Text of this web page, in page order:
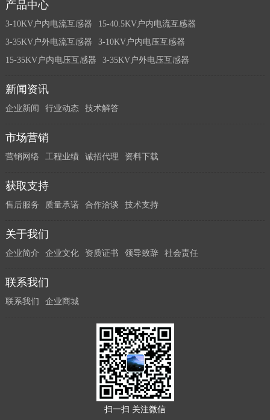
产品中心
3-10KV户内电流互感器
15-40.5KV户内电流互感器
3-35KV户外电流互感器
3-10KV户内电压互感器
15-35KV户内电压互感器
3-35KV户外电压互感器
新闻资讯
企业新闻 行业动态 技术解答
市场营销
营销网络 工程业绩 诚招代理 资料下载
获取支持
售后服务 质量承诺 合作洽谈 技术支持
关于我们
企业简介 企业文化 资质证书 领导致辞 社会责任
联系我们
联系我们 企业商城
扫一扫 关注微信